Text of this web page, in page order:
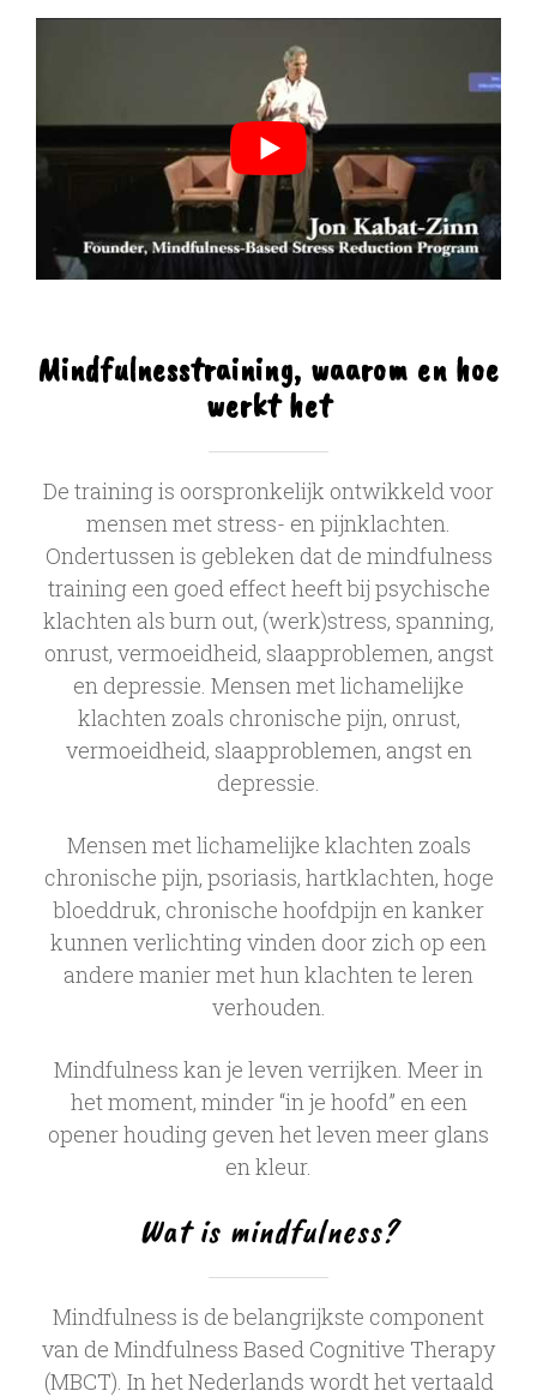
Mindfulnesstraining, waarom en hoe
werkt het
De training is oorspronkelijk ontwikkeld voor
mensen met stress- en pijnklachten.
Ondertussen is gebleken dat de mindfulness
training een goed effect heeft bij psychische
klachten als burn out, (werk)stress, spanning,
onrust, vermoeidheid, slaapproblemen, angst
en depressie. Mensen met lichamelijke
klachten zoals chronische pijn, onrust,
vermoeidheid, slaapproblemen, angst en
depressie.
Mensen met lichamelijke klachten zoals
chronische pijn, psoriasis, hartklachten, hoge
bloeddruk, chronische hoofdpijn en kanker
kunnen verlichting vinden door zich op een
andere manier met hun klachten te leren
verhouden.
Mindfulness kan je leven verrijken. Meer in
het moment, minder “in je hoofd” en een
opener houding geven het leven meer glans
en kleur.
Wat is mindfulness?
Mindfulness is de belangrijkste component
van de Mindfulness Based Cognitive Therapy
(MBCT). In het Nederlands wordt het vertaald